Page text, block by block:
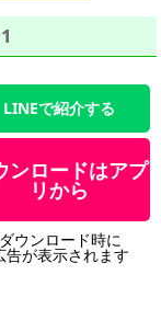
LINEで紹介する
ンロードはアプ
リから
ダウンロード時に
告が表示されます